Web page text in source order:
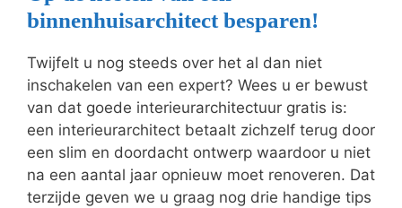
binnenhuisarchitect besparen!
Twijfelt u nog steeds over het al dan niet
inschakelen van een expert? Wees u er bewust
van dat goede interieurarchitectuur gratis is:
een interieurarchitect betaalt zichzelf terug door
een slim en doordacht ontwerp waardoor u niet
na een aantal jaar opnieuw moet renoveren. Dat
terzijde geven we u graag nog drie handige tips